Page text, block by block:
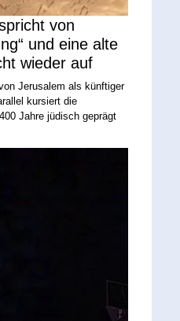
von
und eine alte
wieder auf
Jerusalem als künftiger
kursiert die
Jahre jüdisch geprägt